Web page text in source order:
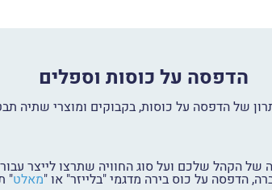
הדפסה על כוסות וספלים
של הדפסה על כוסות, בקבוקים ומוצרי
הקהל שלכם ועל סוג החוויה שתרצו לייצר
הדפסה על כוס בירה מדגמי "בלייזר" או "מאלט"